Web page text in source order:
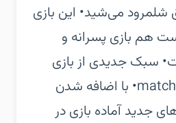
می‌شید‏• این بازی
هم بازی پسرانه و
سبک جدیدی از بازی
های مچ کردنی یا match3‏• با اضافه شدن
جدید آماده بازی در